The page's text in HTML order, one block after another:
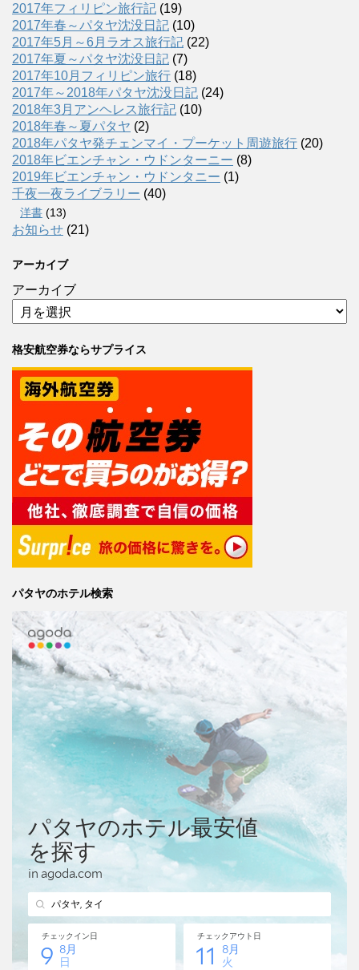
2017年フィリピン旅行記 (19)
2017年春～パタヤ沈没日記 (10)
2017年5月～6月ラオス旅行記 (22)
2017年夏～パタヤ沈没日記 (7)
2017年10月フィリピン旅行 (18)
2017年～2018年パタヤ沈没日記 (24)
2018年3月アンヘレス旅行記 (10)
2018年春～夏パタヤ (2)
2018年パタヤ発チェンマイ・プーケット周遊旅行 (20)
2018年ビエンチャン・ウドンターニー (8)
2019年ビエンチャン・ウドンタニー (1)
千夜一夜ライブラリー (40)
洋書 (13)
お知らせ (21)
アーカイブ
アーカイブ
格安航空券ならサプライス
パタヤのホテル検索